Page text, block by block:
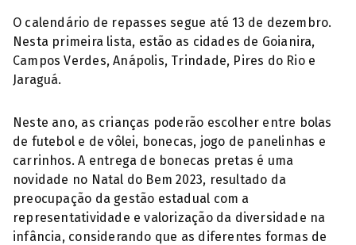
O calendário de repasses segue até 13 de dezembro.
Nesta primeira lista, estão as cidades de Goianira,
Campos Verdes, Anápolis, Trindade, Pires do Rio e
Jaraguá.
Neste ano, as crianças poderão escolher entre bolas
de futebol e de vôlei, bonecas, jogo de panelinhas e
carrinhos. A entrega de bonecas pretas é uma
novidade no Natal do Bem 2023, resultado da
preocupação da gestão estadual com a
representatividade e valorização da diversidade na
infância, considerando que as diferentes formas de